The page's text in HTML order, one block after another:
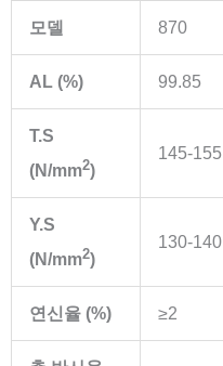
모델 870
AL (%) 99.85
T.S
(N/mm2)
145-155
Y.S
(N/mm2)
130-140
연신율 (%) ≥2